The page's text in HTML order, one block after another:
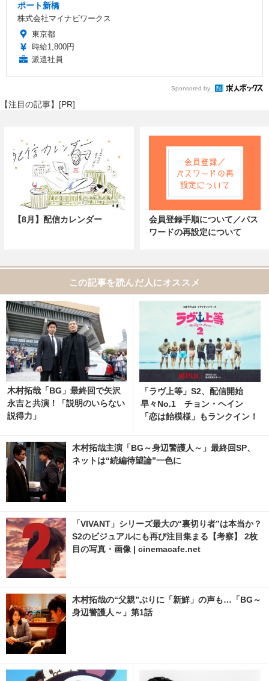
ポート新橋
株式会社マイナビワークス
東京都
時給1,800円
派遣社員
Sponsored by
【注目の記事】[PR]
【8月】配信カレンダー
会員登録手順について／パス
ワードの再設定について
この記事を読んだ人にオススメ
木村拓哉「BG」最終回で矢沢
永吉と共演！「説明のいらない
説得力」
「ラヴ上等」S2、配信開始
早々No.1 チョン・ヘイン
「恋は飴模様」もランクイン！
木村拓哉主演「BG～身辺警護人～」最終回SP、
ネットは“続編待望論”一色に
「VIVANT」シリーズ最大の“裏切り者”は本当か？
S2のビジュアルにも再び注目集まる【考察】 2枚
目の写真・画像 | cinemacafe.net
木村拓哉の“父親”ぶりに「新鮮」の声も…「BG～
身辺警護人～」第1話